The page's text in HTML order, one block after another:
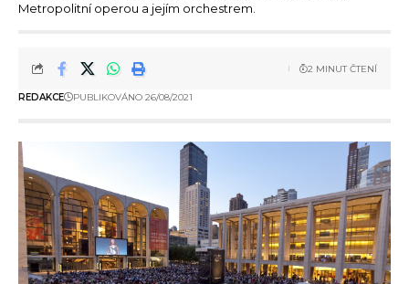
Metropolitní operou a jejím orchestrem.
REDAKCE PUBLIKOVÁNO 26/08/2021
2 MINUT ČTENÍ